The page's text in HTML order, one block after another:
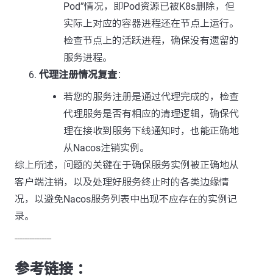
Pod”情况，即Pod资源已被K8s删除，但
实际上对应的容器进程还在节点上运行。
检查节点上的活跃进程，确保没有遗留的
服务进程。
代理注册情况复查：
若您的服务注册是通过代理完成的，检查
代理服务是否有相应的清理逻辑，确保代
理在接收到服务下线通知时，也能正确地
从Nacos注销实例。
综上所述，问题的关键在于确保服务实例被正确地从
客户端注销，以及处理好服务终止时的各类边缘情
况，以避免Nacos服务列表中出现不应存在的实例记
录。
---------------
参考链接 ：